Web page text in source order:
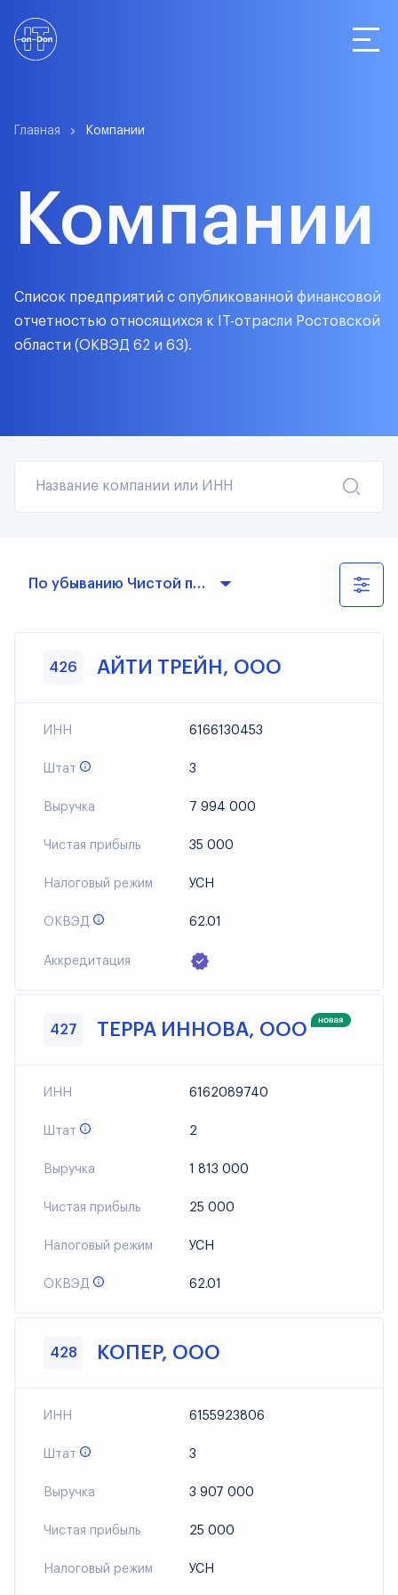
Статистика
Компании
О сервисе
Главная Компании
Компании
Список предприятий с опубликованной финансовой
отчетностью относящихся к IT-отрасли Ростовской
области (ОКВЭД 62 и 63).
Название компании или ИНН
По убыванию Чистой прибыли
426 АЙТИ ТРЕЙН, ООО
ИНН 6166130453
Штат 3
Выручка 7 994 000
Чистая прибыль 35 000
Налоговый режим УСН
ОКВЭД 62.01
Аккредитация
427 ТЕРРА ИННОВА, ООО
ИНН 6162089740
Штат 2
Выручка 1 813 000
Чистая прибыль 25 000
Налоговый режим УСН
ОКВЭД 62.01
428 КОПЕР, ООО
ИНН 6155923806
Штат 3
Выручка 3 907 000
Чистая прибыль 25 000
Налоговый режим УСН